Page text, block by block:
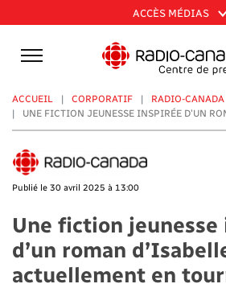
au
contenu
principal
ACCÈS MÉDIAS
ACCUEIL CORPORATIF
RADIO-CANADA
UNE FICTION JEUNESSE INSPIRÉE D’UN
Publié le 30 avril 2025 à 13:00
Une fiction jeunesse
d’un roman
actuellement en